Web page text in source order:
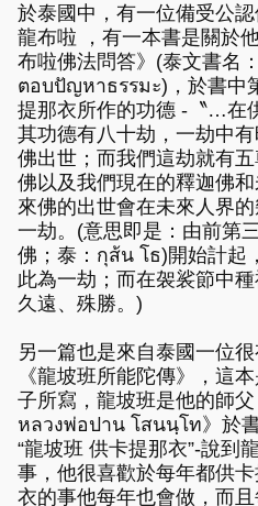
於泰國中，有一位備受公
龍布啦 ，有一本書是關於
布啦佛法問答》(泰文書名
ตอบปัญหาธรรมะ)，於書中
提那衣所作的功德 -〝…在
其功德有八十劫，一劫中
佛出世；而我們這劫就有
佛以及我們現在的釋迦佛
來佛的出世會在未來人界
一劫。(意思即是：由前第
佛；泰：กุส้น โธ)開始計起
此為一劫；而在袈裟節中
久遠、殊勝。)
另一篇也是來自泰國一位
《龍坡班所能陀傳》，這
子所寫，龍坡班是他的師
หลวงพ่อปาน โสนนฺโท》於書
“龍坡班 供卡提那衣”-說到
事，他很喜歡於每年都供
衣的事他每年也會做，而